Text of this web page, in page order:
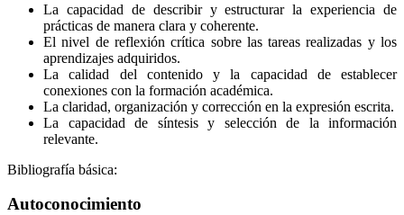
La capacidad de describir y estructurar la experiencia de
prácticas de manera clara y coherente.
El nivel de reflexión crítica sobre las tareas realizadas y los
aprendizajes adquiridos.
La calidad del contenido y la capacidad de establecer
conexiones con la formación académica.
La claridad, organización y corrección en la expresión escrita.
La capacidad de síntesis y selección de la información
relevante.
Bibliografía básica:
Autoconocimiento